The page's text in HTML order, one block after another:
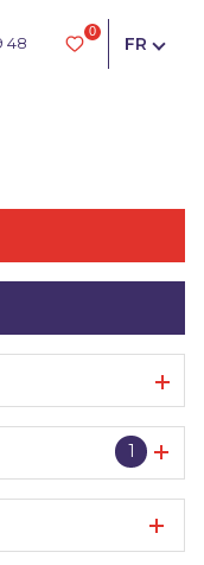
48
0
FR
1